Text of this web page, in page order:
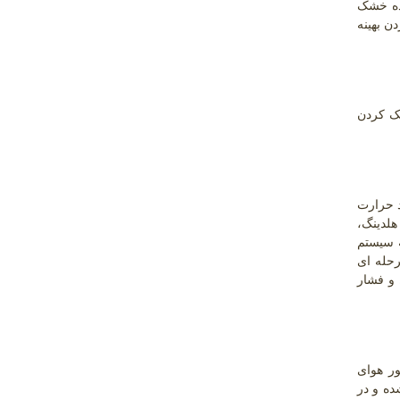
خشک
و خشک کردن بهینه
کردن
تا دمای 70 درجه سانتی گراد حرارت
سیستم
ای
فشار
هوای
و در